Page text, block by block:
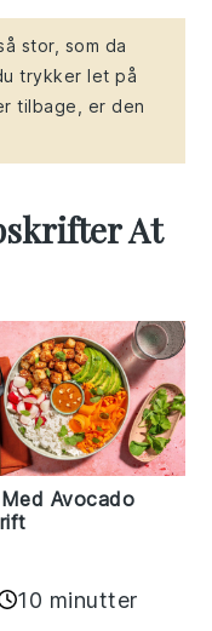
stor, som da
trykker let på
tilbage, er den
At
Avocado
10 minutter